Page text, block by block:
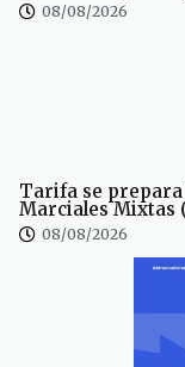
08/08/2026
Tarifa se prepara
Marciales Mixtas
08/08/2026